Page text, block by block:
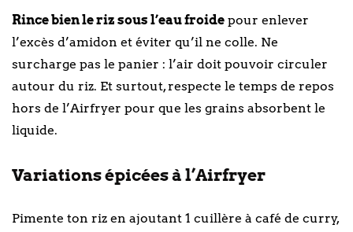
Rince bien le riz sous l’eau froide pour enlever
l’excès d’amidon et éviter qu’il ne colle. Ne
surcharge pas le panier : l’air doit pouvoir circuler
autour du riz. Et surtout, respecte le temps de repos
hors de l’Airfryer pour que les grains absorbent le
liquide.
Variations épicées à l’Airfryer
Pimente ton riz en ajoutant 1 cuillère à café de curry,